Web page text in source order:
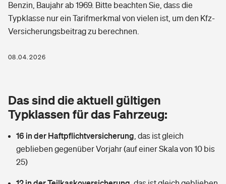
Arbeitsrechtsschutz
Berufshaftpflichtversicherung
Zur Übersicht
Tools
Wer versichert was: Jetzt Versicherer finden
Sie haben Fragen?
Elementarversicherung
Glasversicherung
Mietkautionsversicherung
Restkreditversicherung
Pri­vate Haft­pflicht­
Kinderunfall­ver­si­che­rung
Kinderinvalidität
Gesundheit
Private Krankenversicherung
Dread-Disease-Versicherung
Tierkrankenversicherung
Zur Übersicht
Benzin, Baujahr ab 1969. Bitte beachten Sie, dass die
Typklasse nur ein Tarifmerkmal von vielen ist, um den Kfz-
Versicherungsbeitrag zu berechnen.
08.04.2026
Das sind die aktuell gültigen
Typklassen für das Fahrzeug:
16 in der Haftpflichtversicherung das ist gleich
geblieben gegenüber Vorjahr (auf einer Skala von 10 bis
25)